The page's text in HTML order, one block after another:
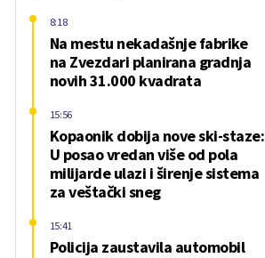
Na mestu nekadašnje fabrike
na Zvezdari planirana gradnja
novih 31.000 kvadrata
8:18
Kopaonik dobija nove ski-staze:
U posao vredan više od pola
milijarde ulazi i širenje sistema
za veštački sneg
15:56
Policija zaustavila automobil
15:41